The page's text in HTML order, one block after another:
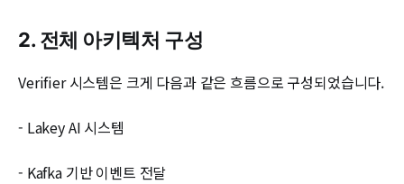
2. 전체 아키텍처 구성
Verifier 시스템은 크게 다음과 같은 흐름으로 구성되었습니다.
- Lakey AI 시스템
- Kafka 기반 이벤트 전달